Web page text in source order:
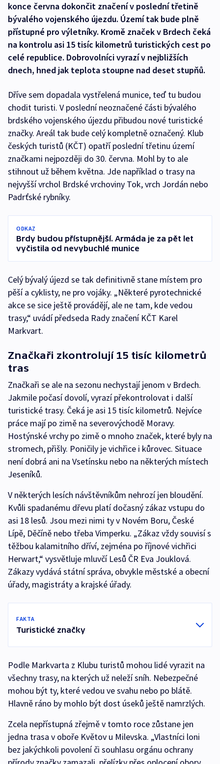
konce června dokončit značení v poslední třetině
bývalého vojenského újezdu. Území tak bude plně
přístupné pro výletníky. Kromě značek v Brdech čeká
na kontrolu asi 15 tisíc kilometrů turistických cest po
celé republice. Dobrovolníci vyrazí v nejbližších
dnech, hned jak teplota stoupne nad deset stupňů.
Dříve sem dopadala vystřelená munice, teď tu budou
chodit turisti. V poslední neoznačené části bývalého
brdského vojenského újezdu přibudou nové turistické
značky. Areál tak bude celý kompletně označený. Klub
českých turistů (KČT) opatří poslední třetinu území
značkami nejpozději do 30. června. Mohl by to ale
stihnout už během května. Jde například o trasy na
nejvyšší vrchol Brdské vrchoviny Tok, vrch Jordán nebo
Padrťské rybníky.
ODKAZ
Brdy budou přístupnější. Armáda je za pět let
vyčistila od nevybuchlé munice
Celý bývalý újezd se tak definitivně stane místem pro
pěší a cyklisty, ne pro vojáky. „Některé pyrotechnické
akce se sice ještě provádějí, ale ne tam, kde vedou
trasy,“ uvádí předseda Rady značení KČT Karel
Markvart.
Značkaři zkontrolují 15 tisíc kilometrů
tras
Značkaři se ale na sezonu nechystají jenom v Brdech.
Jakmile počasí dovolí, vyrazí překontrolovat i další
turistické trasy. Čeká je asi 15 tisíc kilometrů. Nejvíce
práce mají po zimě na severovýchodě Moravy.
Hostýnské vrchy po zimě o mnoho značek, které byly na
stromech, přišly. Poničily je vichřice i kůrovec. Situace
není dobrá ani na Vsetínsku nebo na některých místech
Jeseníků.
V některých lesích návštěvníkům nehrozí jen bloudění.
Kvůli spadanému dřevu platí dočasný zákaz vstupu do
asi 18 lesů. Jsou mezi nimi ty v Novém Boru, České
Lípě, Děčíně nebo třeba Vimperku. „Zákaz vždy souvisí s
těžbou kalamitního dříví, zejména po říjnové vichřici
Herwart,“ vysvětluje mluvčí Lesů ČR Eva Jouklová.
Zákazy vydává státní správa, obvykle městské a obecní
úřady, magistráty a krajské úřady.
FAKTA
Turistické značky
Podle Markvarta z Klubu turistů mohou lidé vyrazit na
všechny trasy, na kterých už neleží sníh. Nebezpečné
mohou být ty, které vedou ve svahu nebo po blátě.
Hlavně ráno by mohlo být dost úseků ještě namrzlých.
Zcela nepřístupná zřejmě v tomto roce zůstane jen
jedna trasa v oboře Květov u Milevska. „Vlastníci loni
bez jakýchkoli povolení či souhlasu orgánu ochrany